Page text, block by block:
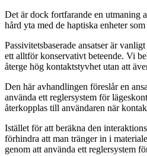
Det är dock fortfarande en utmaning
hård yta med de haptiska enheter
Passivitetsbaserade ansatser är
ett alltför konservativt beteende. Vi
återge hög kontaktstyvhet utan att
Den här avhandlingen föreslår en
använda ett reglersystem för
återkopplas till användaren när
Istället för att beräkna den
förhindra att man tränger in i
genom att använda ett reglersystem